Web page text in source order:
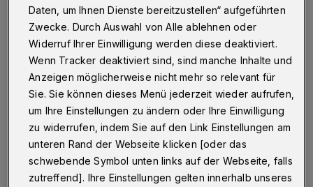
Betr.: Botanischer Garten
03.05.2021 , 15:46 Uhr Eine Minute Lesezeit
Daten, um Ihnen Dienste bereitzustellen“ aufgeführten
Zwecke. Durch Auswahl von Alle ablehnen oder
Widerruf Ihrer Einwilligung werden diese deaktiviert.
Wenn Tracker deaktiviert sind, sind manche Inhalte und
Anzeigen möglicherweise nicht mehr so relevant für
Sie. Sie können dieses Menü jederzeit wieder aufrufen,
um Ihre Einstellungen zu ändern oder Ihre Einwilligung
zu widerrufen, indem Sie auf den Link Einstellungen am
unteren Rand der Webseite klicken [oder das
schwebende Symbol unten links auf der Webseite, falls
zutreffend]. Ihre Einstellungen gelten innerhalb unseres